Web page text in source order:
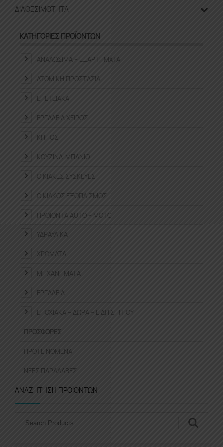
ΔΙΑΘΕΣΙΜΌΤΗΤΑ
ΚΑΤΗΓΟΡΊΕΣ ΠΡΟΪΌΝΤΩΝ
ΑΝΑΛΏΣΙΜΑ – ΕΞΑΡΤΉΜΑΤΑ
ΑΤΟΜΙΚΉ ΠΡΟΣΤΑΣΊΑ
ΕΠΕΤΕΙΑΚΆ
ΕΡΓΑΛΕΊΑ ΧΕΙΡΌΣ
ΚΉΠΟΣ
ΚΟΥΖΊΝΑ-ΜΠΆΝΙΟ
ΟΙΚΙΑΚΈΣ ΣΥΣΚΕΥΈΣ
ΟΙΚΙΑΚΌΣ ΕΞΟΠΛΙΣΜΌΣ
ΠΡΟΪΌΝΤΑ ΑUTO – MOTO
ΥΔΡΑΥΛΙΚΆ
ΧΡΏΜΑΤΑ
ΜΗΧΑΝΉΜΑΤΑ
ΕΡΓΑΛΕΊΑ
ΕΠΟΧΙΑΚΆ – ΔΏΡΑ – ΕΊΔΗ ΣΠΙΤΙΟΎ
ΠΡΟΣΦΟΡΈΣ
ΠΡΟΤΕΙΝΌΜΕΝΑ
ΝΈΕΣ ΠΑΡΑΛΑΒΈΣ
ΑΝΑΖΉΤΗΣΗ ΠΡΟΪΌΝΤΩΝ